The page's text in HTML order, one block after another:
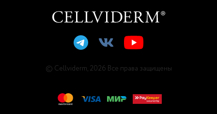
© Cellviderm, 2026 Все права защищены